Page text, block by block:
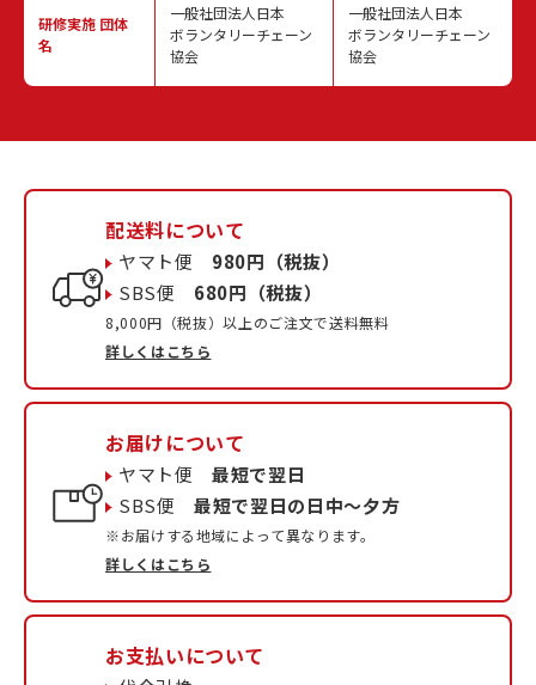
研修実施 団体
名
一般社団法人日本
ボランタリーチェーン
協会
一般社団法人日本
ボランタリーチェーン
協会
配送料について
ヤマト便 980円（税抜）
SBS便 680円（税抜）
8,000円（税抜）以上のご注文で送料無料
詳しくはこちら
お届けについて
ヤマト便最短で翌日
SBS便最短で翌日の日中〜夕方
※お届けする地域によって異なります。
詳しくはこちら
お支払いについて